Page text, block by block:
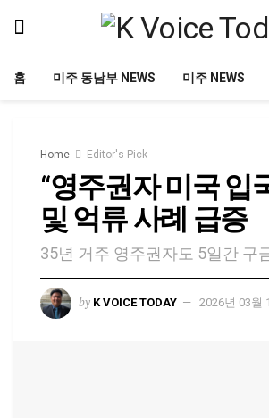
홈 미주 동남부 NEWS 미주 NEWS
Home Editor's Pick
“영주권자 미국 입
및 억류 사례 급증
35년 거주 영주권자도 5일간 구
by K VOICE TODAY 2026년 03월